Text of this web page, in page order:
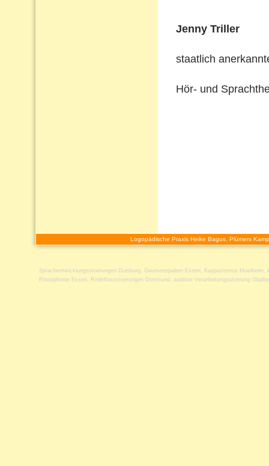
Jenny Triller
staatlich
Hör- und
Logopädische Praxis Heike Bagus, Plümers
Sprachentwicklungsstoerungen Duisburg , Gaumenspalten Essen , Kappazismus Muelheim ,
Rhinophonie Essen , Redeflussstoerungen Dortmund , auditive Verarbeitungsstoerung